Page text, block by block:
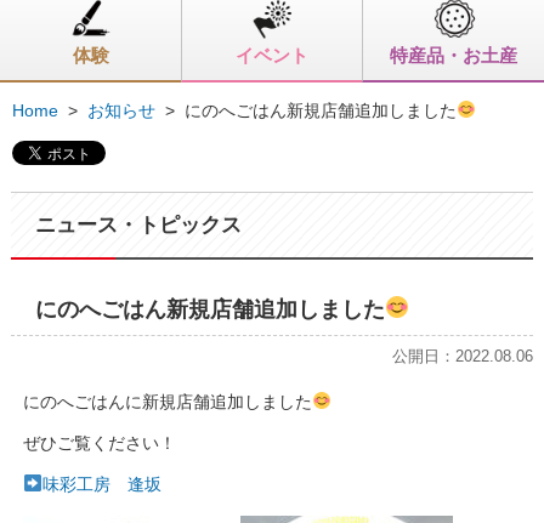
体験 イベント 特産品・お土産
Home > お知らせ > にのへごはん新規店舗追加しました
ニュース・トピックス
にのへごはん新規店舗追加しました
公開日：2022.08.06
にのへごはんに新規店舗追加しました
ぜひご覧ください！
味彩工房 逢坂